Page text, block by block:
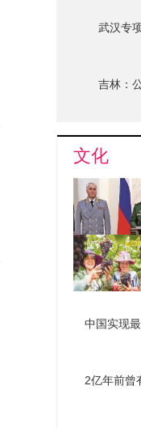
武汉专
吉林：
文化
俄组建新机
中国实现
2亿年前曾